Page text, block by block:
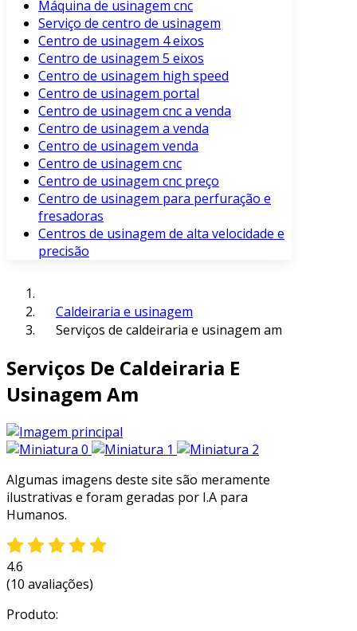
Máquina de usinagem cnc
Serviço de centro de usinagem
Centro de usinagem 4 eixos
Centro de usinagem 5 eixos
Centro de usinagem high speed
Centro de usinagem portal
Centro de usinagem cnc a venda
Centro de usinagem a venda
Centro de usinagem venda
Centro de usinagem cnc
Centro de usinagem cnc preço
Centro de usinagem para perfuração e
fresadoras
Centros de usinagem de alta velocidade e
precisão
Caldeiraria e usinagem
Serviços de caldeiraria e usinagem am
Serviços De Caldeiraria E
Usinagem Am
Algumas imagens deste site são meramente
ilustrativas e foram geradas por I.A para
Humanos.
4.6
(10 avaliações)
Produto: